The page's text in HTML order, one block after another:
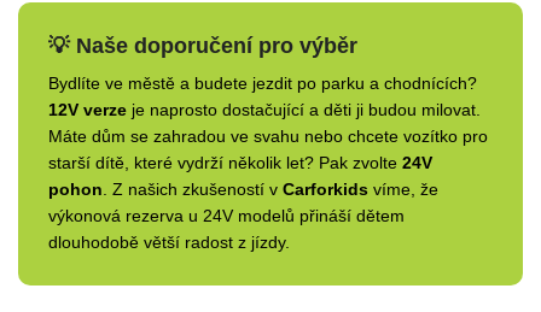
💡 Naše doporučení pro výběr
Bydlíte ve městě a budete jezdit po parku a chodnících?
12V verze je naprosto dostačující a děti ji budou milovat.
Máte dům se zahradou ve svahu nebo chcete vozítko pro
starší dítě, které vydrží několik let? Pak zvolte 24V
pohon . Z našich zkušeností v Carforkids víme, že
výkonová rezerva u 24V modelů přináší dětem
dlouhodobě větší radost z jízdy.